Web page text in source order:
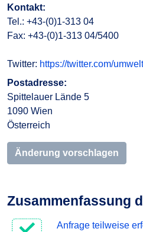
Kontakt:
Tel.: +43-(0)1-313 04
Fax: +43-(0)1-313 04/5400
Twitter: https://twitter.com/
Postadresse:
Spittelauer Lände 5
1090 Wien
Österreich
Änderung vorschlagen
Zusammenfassung
Anfrage teilweise